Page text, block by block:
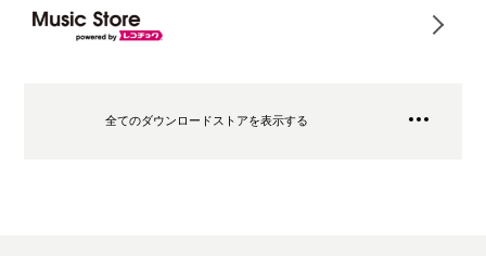
全てのダウンロードストアを表示する